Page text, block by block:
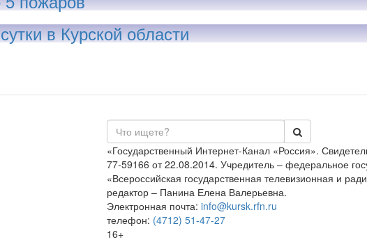
в Курской области
«Государственный Интернет-Канал «Россия».
77-59166 от 22.08.2014. Учредитель – федеральное
«Всероссийская государственная телевизионная и
редактор – Панина Елена Валерьевна.
Электронная почта: info@kursk.rfn.ru
телефон: (4712) 51-47-27
16+